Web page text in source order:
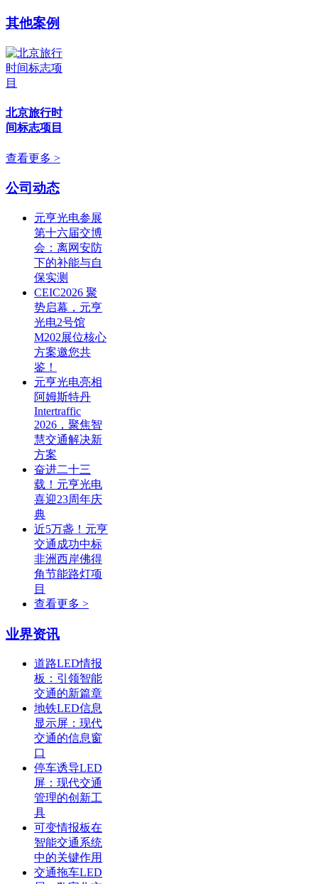
其他案例
北京旅行时
间标志项目
查看更多 >
公司动态
元亨光电参展
第十六届交博
会：离网安防
下的补能与自
保实测
CEIC2026 聚
势启幕，元亨
光电2号馆
M202展位核心
方案邀您共
鉴！
元亨光电亮相
阿姆斯特丹
Intertraffic
2026，聚焦智
慧交通解决新
方案
奋进二十三
载！元亨光电
喜迎23周年庆
典
近5万盏！元亨
交通成功中标
非洲西岸佛得
角节能路灯项
目
查看更多 >
业界资讯
道路LED情报
板：引领智能
交通的新篇章
地铁LED信息
显示屏：现代
交通的信息窗
口
停车诱导LED
屏：现代交通
管理的创新工
具
可变情报板在
智能交通系统
中的关键作用
交通拖车LED